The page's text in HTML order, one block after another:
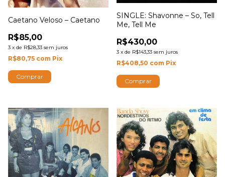
Caetano Veloso – Caetano
R$85,00
3 x de R$28,33 sem juros
R$80,75 com Pix
SINGLE: Shavonne – So, Tell
Me, Tell Me
R$430,00
3 x de R$143,33 sem juros
R$408,50 com Pix